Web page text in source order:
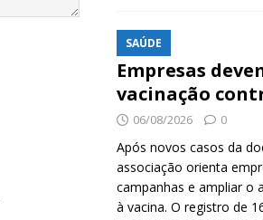
SAÚDE
Empresas
vacinação
06/08/2026 0
Após novos casos da
associação orienta
campanhas e ampliar o
à vacina. O registro de